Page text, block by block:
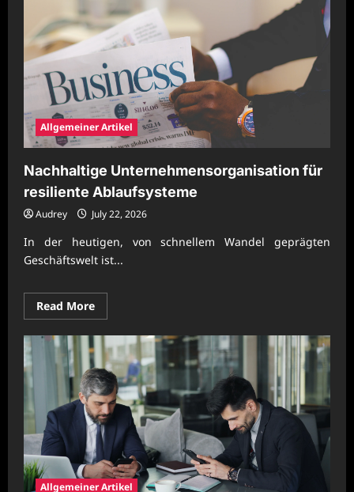
Allgemeiner Artikel
Nachhaltige Unternehmensorganisation für
resiliente Ablaufsysteme
Audrey July 22, 2026
In der heutigen, von schnellem Wandel geprägten
Geschäftswelt ist...
Read MoreRead
more
Nachhaltige
Unternehmensorganisation
für
resiliente
Ablaufsysteme
Allgemeiner Artikel